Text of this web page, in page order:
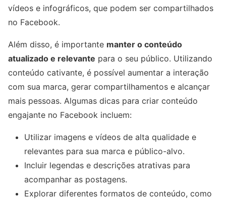
vídeos e infográficos, que podem ser compartilhados
no Facebook.
Além disso, é importante manter o conteúdo
atualizado e relevante para o seu público. Utilizando
conteúdo cativante, é possível aumentar a interação
com sua marca, gerar compartilhamentos e alcançar
mais pessoas. Algumas dicas para criar conteúdo
engajante no Facebook incluem:
Utilizar imagens e vídeos de alta qualidade e
relevantes para sua marca e público-alvo.
Incluir legendas e descrições atrativas para
acompanhar as postagens.
Explorar diferentes formatos de conteúdo, como